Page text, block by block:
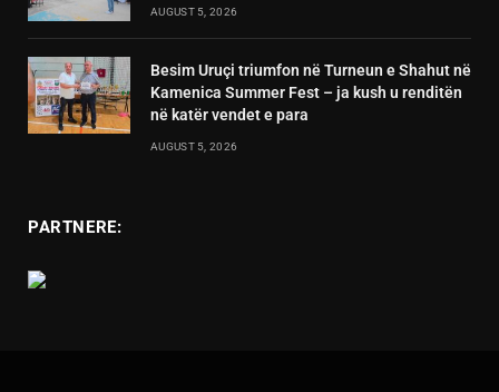
AUGUST 5, 2026
Besim Uruçi triumfon në Turneun e Shahut në
Kamenica Summer Fest – ja kush u renditën
në katër vendet e para
AUGUST 5, 2026
PARTNERE: